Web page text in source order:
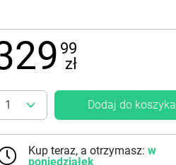
99
zł
Dodaj do koszyka
Kup teraz, a otrzymasz:w
poniedziałek